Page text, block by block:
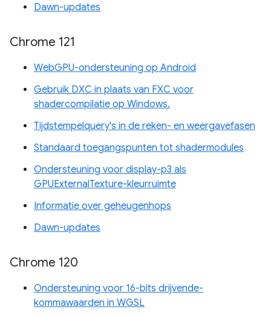
Dawn-updates
Chrome 121
WebGPU-ondersteuning op Android
Gebruik DXC in plaats van FXC voor
shadercompilatie op Windows.
Tijdstempelquery's in de reken- en weergavefasen
Standaard toegangspunten tot shadermodules
Ondersteuning voor display-p3 als
GPUExternalTexture-kleurruimte
Informatie over geheugenhops
Dawn-updates
Chrome 120
Ondersteuning voor 16-bits drijvende-
kommawaarden in WGSL